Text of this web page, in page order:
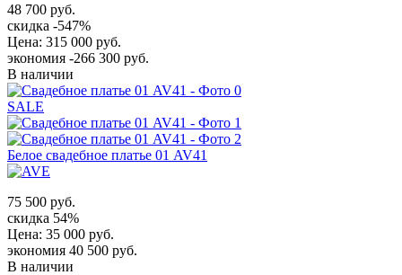
48 700 руб.
скидка -547%
Цена: 315 000 руб.
экономия -266 300 руб.
В наличии
SALE
Белое свадебное платье 01 AV41
75 500 руб.
скидка 54%
Цена: 35 000 руб.
экономия 40 500 руб.
В наличии